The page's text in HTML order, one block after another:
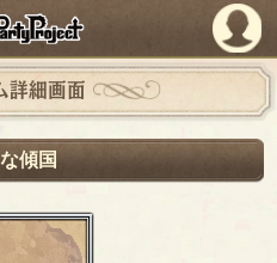
PandoraPartyProject
詳細画面
傾国